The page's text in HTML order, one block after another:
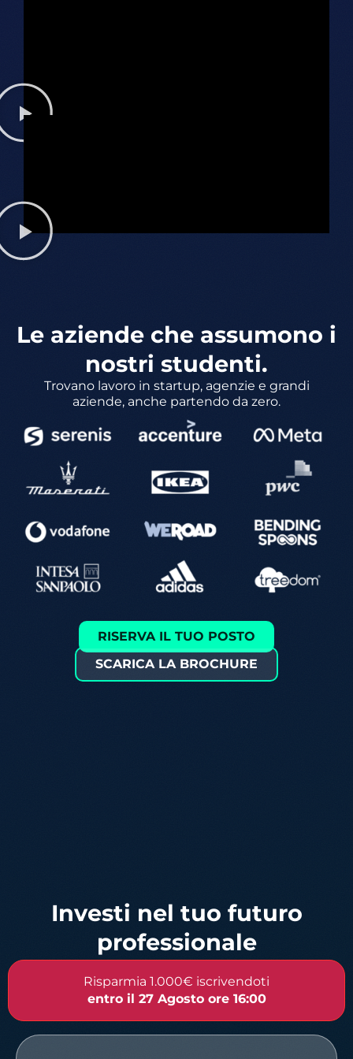
Le aziende che assumono i
nostri studenti.
Trovano lavoro in startup, agenzie e grandi
aziende, anche partendo da zero.
RISERVA IL TUO POSTO
SCARICA LA BROCHURE
Investi nel tuo futuro
professionale
Risparmia 1.000€ iscrivendoti
entroil 27 Agostoore 16:00